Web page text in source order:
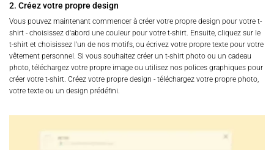
2. Créez votre propre design
Vous pouvez maintenant commencer à créer votre propre design pour votre t-
shirt - choisissez d'abord une couleur pour votre t-shirt. Ensuite, cliquez sur le
t-shirt et choisissez l'un de nos motifs, ou écrivez votre propre texte pour votre
vêtement personnel. Si vous souhaitez créer un t-shirt photo ou un cadeau
photo, téléchargez votre propre image ou utilisez nos polices graphiques pour
créer votre t-shirt. Créez votre propre design - téléchargez votre propre photo,
votre texte ou un design prédéfini.